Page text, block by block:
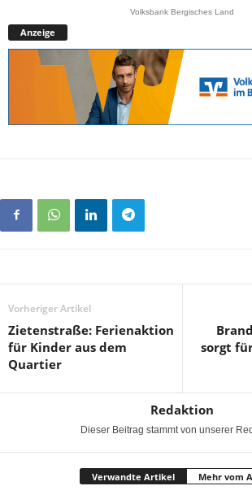
Volksbank Bergisches Land
Anzeige
Vorheriger Artikel
Zietenstraße: Ferienaktion
für Kinder aus dem
Quartier
sorgt
Redaktion
Dieser Beitrag stammt von unserer
Verwandte Artikel Mehr vom